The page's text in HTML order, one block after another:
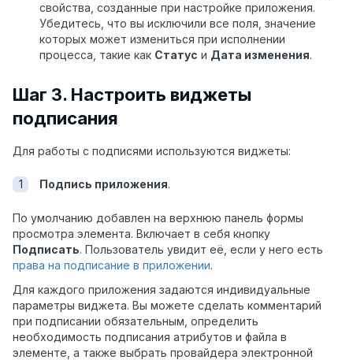
свойства, созданные при настройке приложения.
Убедитесь, что вы исключили все поля, значение
которых может измениться при исполнении
процесса, такие как Статус и Дата изменения.
Шаг 3. Настроить виджеты
подписания
Для работы с подписями используются виджеты:
Подпись приложения.
По умолчанию добавлен на верхнюю панель формы
просмотра элемента. Включает в себя кнопку
Подписать. Пользователь увидит её, если у него есть
права на подписание в приложении.
Для каждого приложения задаются индивидуальные
параметры виджета. Вы можете сделать комментарий
при подписании обязательным, определить
необходимость подписания атрибутов и файла в
элементе, а также выбрать провайдера электронной